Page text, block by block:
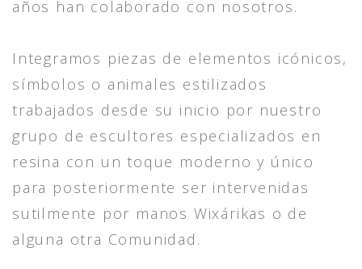
años han colaborado con nosotros.
Integramos piezas de elementos icónicos,
símbolos o animales estilizados
trabajados desde su inicio por nuestro
grupo de escultores especializados en
resina con un toque moderno y único
para posteriormente ser intervenidas
sutilmente por manos Wixárikas o de
alguna otra Comunidad.